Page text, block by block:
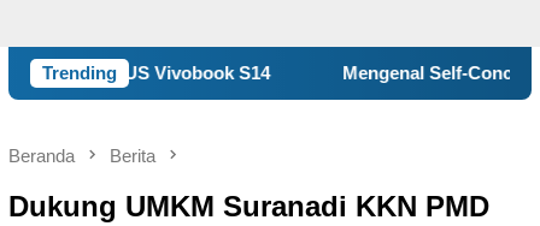
Trending
S14 Mengenal Self-Concept, Kunci
Beranda Berita
Dukung UMKM Suranadi KKN PMD